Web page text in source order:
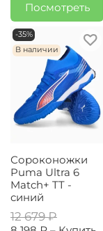
Посмотреть
-35%
В наличии
Сороконожки
Puma Ultra 6
Match+ TT -
синий
12 679 ₽